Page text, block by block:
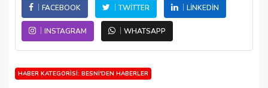
FACEBOOK TWITTER LINKEDIN
INSTAGRAM WHATSAPP
HABER KATEGORISI: BESNI'DEN HABERLER